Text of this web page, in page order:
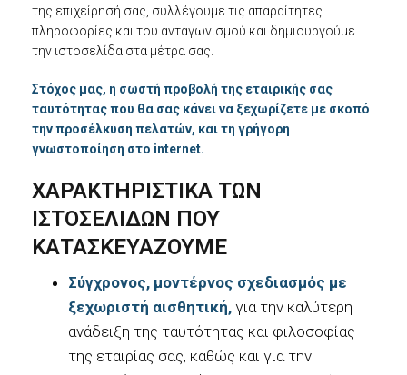
της επιχείρησή σας, συλλέγουμε τις απαραίτητες
πληροφορίες και του ανταγωνισμού και δημιουργούμε
την ιστοσελίδα στα μέτρα σας.
Στόχος μας, η σωστή προβολή της εταιρικής σας
ταυτότητας που θα σας κάνει να ξεχωρίζετε με σκοπό
την προσέλκυση πελατών, και τη γρήγορη
γνωστοποίηση στο internet.
ΧΑΡΑΚΤΗΡΙΣΤΙΚΆ ΤΩΝ
ΙΣΤΟΣΕΛΊΔΩΝ ΠΟΥ
ΚΑΤΑΣΚΕΥΆΖΟΥΜΕ
Σύγχρονος, μοντέρνος σχεδιασμός με
ξεχωριστή αισθητική, για την καλύτερη
ανάδειξη της ταυτότητας και φιλοσοφίας
της εταιρίας σας, καθώς και για την